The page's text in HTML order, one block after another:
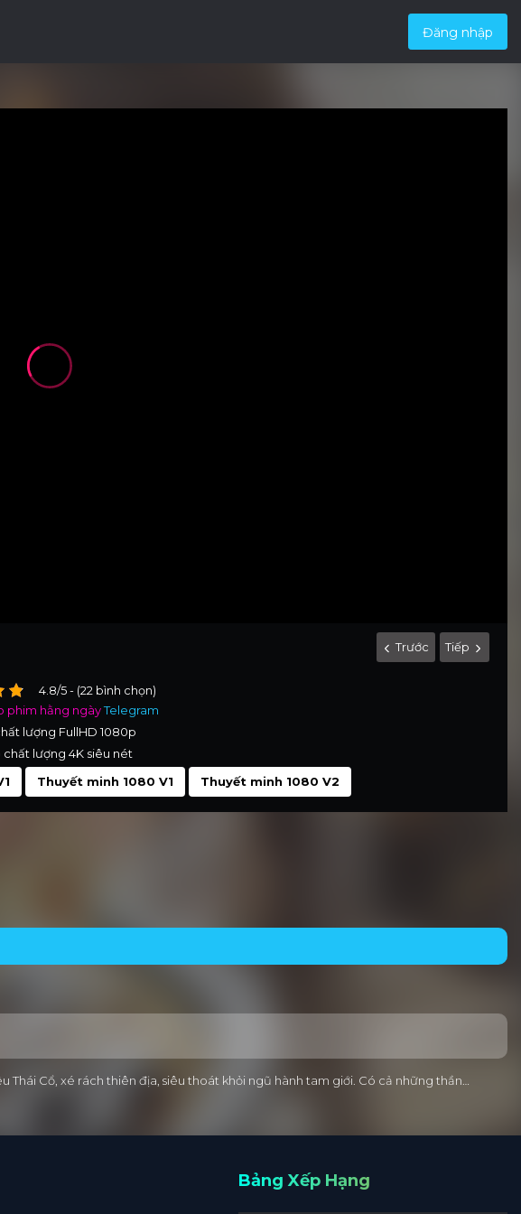
Đăng nhập
Trước Tiếp
4.8/5 - (22 bình chọn)
phim hằng ngàyTelegram
lượng FullHD 1080p
chất lượng 4K siêu nét
Thuyết minh 1080 V1 Thuyết minh 1080 V2
Cổ, xé rách thiên địa, siêu thoát khỏi ngũ hành tam giới. Có cả những thần…
Bảng Xếp Hạng